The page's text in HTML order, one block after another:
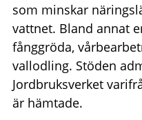
som minskar
vattnet. Bland annat
fånggröda,
vallodling. Stöden
Jordbruksverket
är hämtade.